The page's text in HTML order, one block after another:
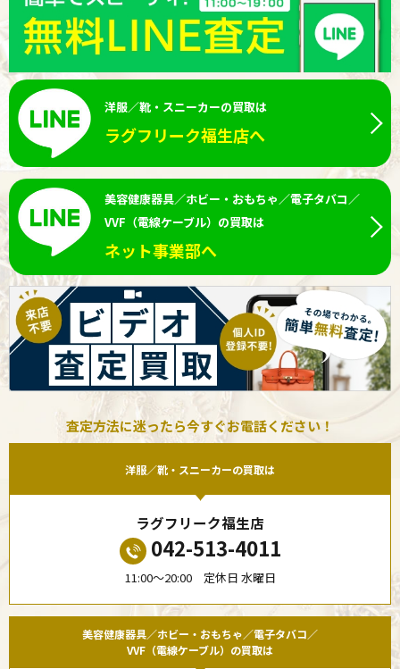
洋服／靴・スニーカーの買取は
ラグフリーク福生店へ
美容健康器具／ホビー・おもちゃ／電子タバコ／
VVF（電線ケーブル）の買取は
ネット事業部へ
査定方法に迷ったら今すぐお電話ください！
洋服／靴・スニーカーの買取は
ラグフリーク福生店
042-513-4011
11:00〜20:00 定休日 水曜日
美容健康器具／ホビー・おもちゃ／電子タバコ／
VVF（電線ケーブル）の買取は